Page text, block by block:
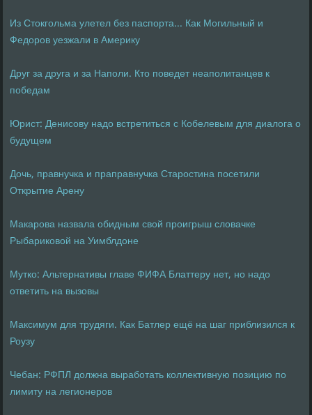
Из Стокгольма улетел без паспорта... Как Могильный и
Федоров уезжали в Америку
Друг за друга и за Наполи. Кто поведет неаполитанцев к
победам
Юрист: Денисову надо встретиться с Кобелевым для диалога о
будущем
Дочь, правнучка и праправнучка Старостина посетили
Открытие Арену
Макарова назвала обидным свой проигрыш словачке
Рыбариковой на Уимблдоне
Мутко: Альтернативы главе ФИФА Блаттеру нет, но надо
ответить на вызовы
Максимум для трудяги. Как Батлер ещё на шаг приблизился к
Роузу
Чебан: РФПЛ должна выработать коллективную позицию по
лимиту на легионеров